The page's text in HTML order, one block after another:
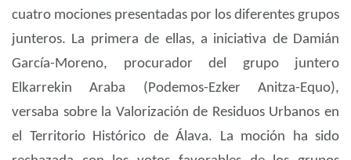
cuatro mociones presentadas por los diferentes grupos
junteros. La primera de ellas, a iniciativa de Damián
García-Moreno, procurador del grupo juntero
Elkarrekin Araba (Podemos-Ezker Anitza-Equo),
versaba sobre la Valorización de Residuos Urbanos en
el Territorio Histórico de Álava. La moción ha sido